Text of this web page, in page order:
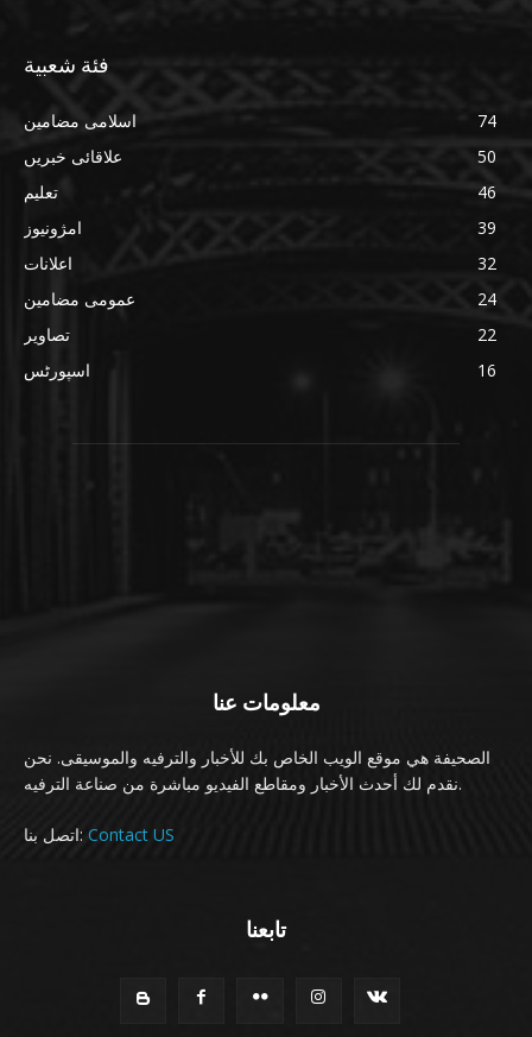
فئة شعبية
اسلامی مضامین
74
علاقائی خبریں
50
تعلیم
46
امژونیوز
39
اعلانات
32
عمومی مضامین
24
تصاویر
22
اسپورٹس
16
معلومات عنا
الصحيفة هي موقع الويب الخاص بك للأخبار والترفيه والموسيقى. نحن
نقدم لك أحدث الأخبار ومقاطع الفيديو مباشرة من صناعة الترفيه.
اتصل بنا: Contact US
تابعنا